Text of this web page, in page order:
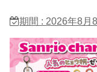
期間 : 2026年8月